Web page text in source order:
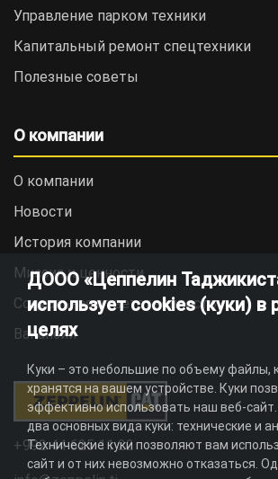
Управление парком техники
Капитальный ремонт спецтехники
Полезные советы
О компании
О компании
Новости
История компании
Миссия и ценности
Социальная ответственность
Вакансии
+992 44 625 11 22
ДООО «Цеппелин
использует cookies (куки) в
целях
Куки – это небольшие по объему файлы,
хранятся на вашем устройстве. Куки
эффективно использовать наш веб-
два основных вида куки: технические и
Технические куки позволяют вам
сайт и от них невозможно отказаться.